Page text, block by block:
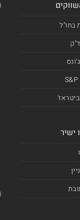
בחו"ל
ישיר